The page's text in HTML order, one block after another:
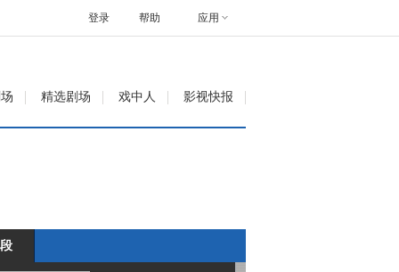
帮助 应用
登录
精选剧场 戏中人 影视快报
精彩看点